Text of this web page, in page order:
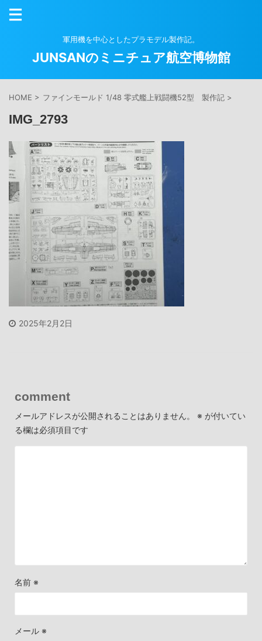
軍用機を中心としたプラモデル製作記。
JUNSANのミニチュア航空博物館
HOME > ファインモールド 1/48 零式艦上戦闘機52型 製作記 >
IMG_2793
2025年2月2日
comment
メールアドレスが公開されることはありません。 ※ が付いてい
る欄は必須項目です
名前 ※
メール ※